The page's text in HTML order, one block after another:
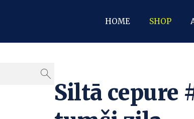
HOME SHOP
Siltā cepure